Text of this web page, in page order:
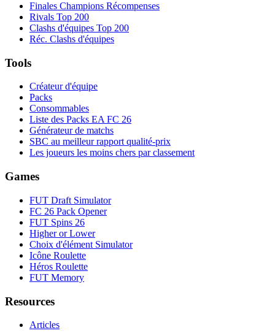
Finales Champions Récompenses
Rivals Top 200
Clashs d'équipes Top 200
Réc. Clashs d'équipes
Tools
Créateur d'équipe
Packs
Consommables
Liste des Packs EA FC 26
Générateur de matchs
SBC au meilleur rapport qualité-prix
Les joueurs les moins chers par classement
Games
FUT Draft Simulator
FC 26 Pack Opener
FUT Spins 26
Higher or Lower
Choix d'élément Simulator
Icône Roulette
Héros Roulette
FUT Memory
Resources
Articles